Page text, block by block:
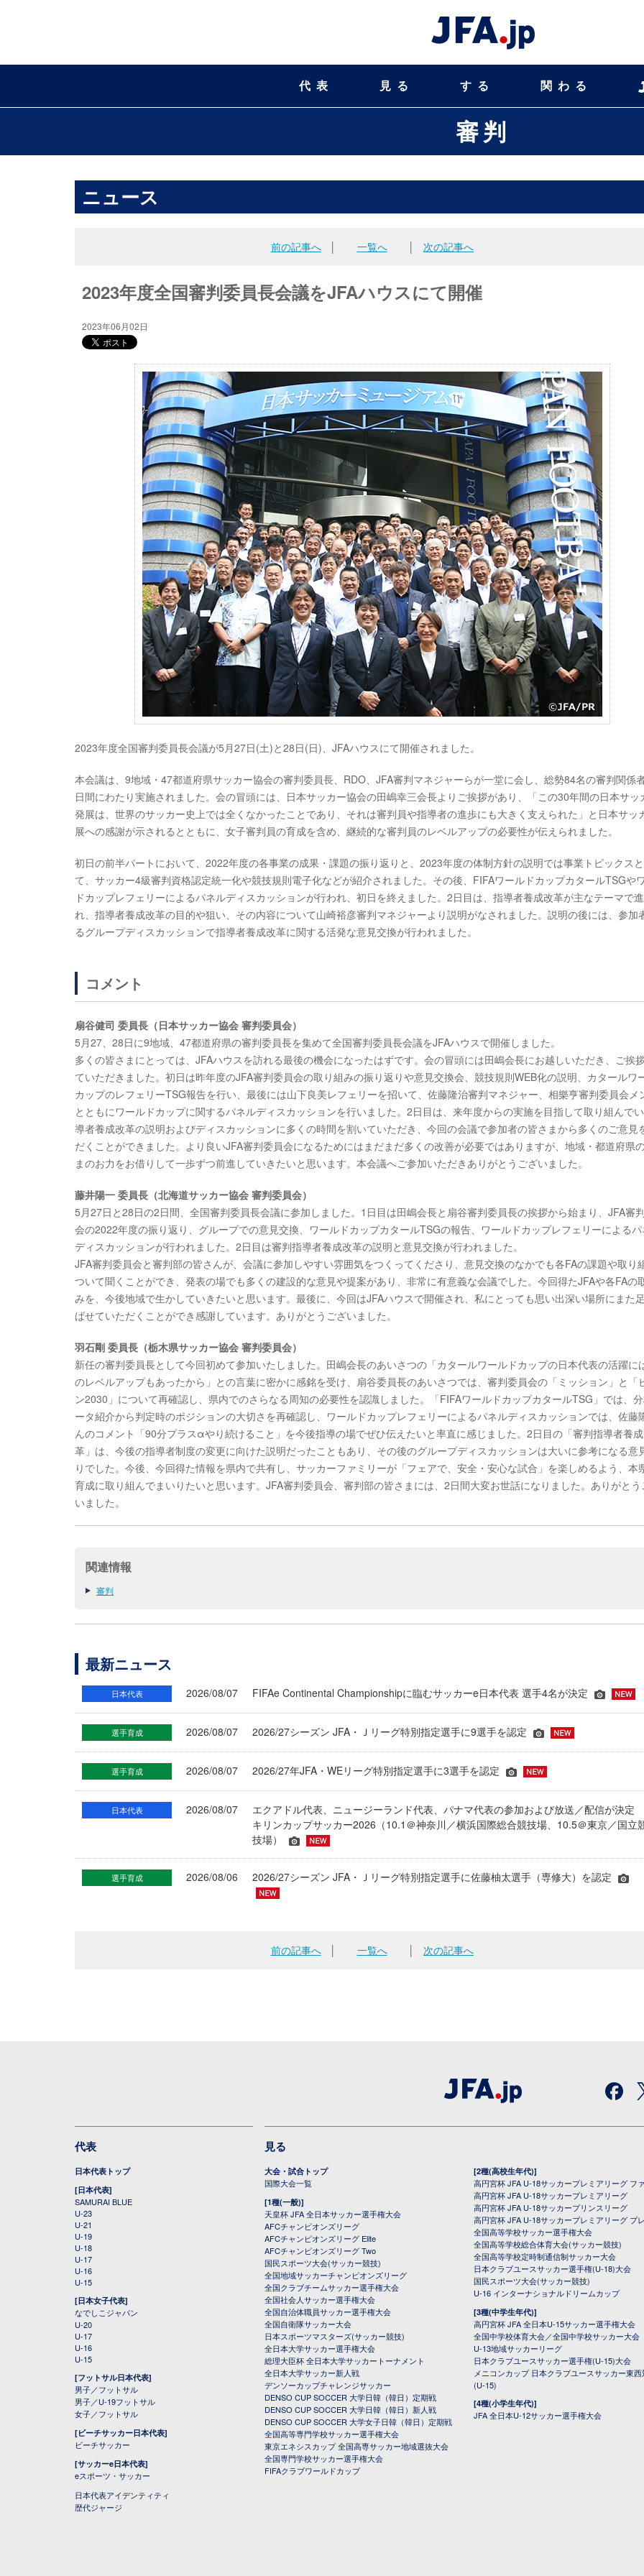
代表 見る する 関わる
審判
ニュース
前の記事へ│ 一覧へ 次の記事へ
2023年度全国審判委員長会議をJFAハウスにて開催
2023年06月02日
2023年度全国審判委員長会議が5月27日(土)と28日(日)、JFAハウスにて開催されました。
本会議は、9地域・47都道府県サッカー協会の審判委員長、RDO、JFA審判マネジャーらが一堂に会し、総勢84名の審判関係
日間にわたり実施されました。会の冒頭には、日本サッカー協会の田嶋幸三会長よりご挨拶があり、「この30年間の日本サッ
発展は、世界のサッカー史上では全くなかったことであり、それは審判員や指導者の進歩にも大きく支えられた」と日本サッ
展への感謝が示されるとともに、女子審判員の育成を含め、継続的な審判員のレベルアップの必要性が伝えられました。
初日の前半パートにおいて、2022年度の各事業の成果・課題の振り返りと、2023年度の体制方針の説明では事業トピックス
て、サッカー4級審判資格認定統一化や競技規則電子化などが紹介されました。その後、FIFAワールドカップカタールTSGや
ドカップレフェリーによるパネルディスカッションが行われ、初日を終えました。2日目は、指導者養成改革が主なテーマで
れ、指導者養成改革の目的や狙い、その内容について山崎裕彦審判マネジャーより説明がなされました。説明の後には、参加
るグループディスカッションで指導者養成改革に関する活発な意見交換が行われました。
コメント
扇谷健司 委員長（日本サッカー協会 審判委員会）
5月27、28日に9地域、47都道府県の審判委員長を集めて全国審判委員長会議をJFAハウスで開催しました。
多くの皆さまにとっては、JFAハウスを訪れる最後の機会になったはずです。会の冒頭には田嶋会長にお越しいただき、ご挨
ていただきました。初日は昨年度のJFA審判委員会の取り組みの振り返りや意見交換会、競技規則WEB化の説明、カタールワ
カップのレフェリーTSG報告を行い、最後には山下良美レフェリーを招いて、佐藤隆治審判マネジャー、相樂亨審判委員会メ
とともにワールドカップに関するパネルディスカッションを行いました。2日目は、来年度からの実施を目指して取り組んで
導者養成改革の説明およびディスカッションに多くの時間を割いていただき、今回の会議で参加者の皆さまから多くのご意見
だくことができました。より良いJFA審判委員会になるためにはまだまだ多くの改善が必要ではありますが、地域・都道府県
まのお力をお借りして一歩ずつ前進していきたいと思います。本会議へご参加いただきありがとうございました。
藤井陽一 委員長（北海道サッカー協会 審判委員会）
5月27日と28日の2日間、全国審判委員長会議に参加しました。1日目は田嶋会長と扇谷審判委員長の挨拶から始まり、JFA審
会の2022年度の振り返り、グループでの意見交換、ワールドカップカタールTSGの報告、ワールドカップレフェリーによる
ディスカッションが行われました。2日目は審判指導者養成改革の説明と意見交換が行われました。
JFA審判委員会と審判部の皆さんが、会議に参加しやすい雰囲気をつくってくださり、意見交換のなかでも各FAの課題や取り
ついて聞くことができ、発表の場でも多くの建設的な意見や提案があり、非常に有意義な会議でした。今回得たJFAや各FAの
みを、今後地域で生かしていきたいと思います。最後に、今回はJFAハウスで開催され、私にとっても思い出深い場所にまた
ばせていただくことができ感謝しています。ありがとうございました。
羽石剛 委員長（栃木県サッカー協会 審判委員会）
新任の審判委員長として今回初めて参加いたしました。田嶋会長のあいさつの「カタールワールドカップの日本代表の活躍に
のレベルアップもあったから」との言葉に密かに感銘を受け、扇谷委員長のあいさつでは、審判委員会の「ミッション」と「
ン2030」について再確認し、県内でのさらなる周知の必要性を認識しました。「FIFAワールドカップカタールTSG」では、
ータ紹介から判定時のポジションの大切さを再確認し、ワールドカップレフェリーによるパネルディスカッションでは、佐藤
んのコメント「90分プラスαやり続けること」を今後指導の場でぜひ伝えたいと率直に感じました。2日目の「審判指導者養
革」は、今後の指導者制度の変更に向けた説明だったこともあり、その後のグループディスカッションは大いに参考になる意
りでした。今後、今回得た情報を県内で共有し、サッカーファミリーが「フェアで、安全・安心な試合」を楽しめるよう、本
育成に取り組んでまいりたいと思います。JFA審判委員会、審判部の皆さまには、2日間大変お世話になりました。ありがとう
いました。
関連情報
審判
最新ニュース
日本代表 2026/08/07 FIFAe Continental Championshipに臨むサッカーe日本代表 選手4名が決定
選手育成 2026/08/07 2026/27シーズン JFA・Ｊリーグ特別指定選手に9選手を認定
選手育成 2026/08/07 2026/27年JFA・WEリーグ特別指定選手に3選手を認定
日本代表 2026/08/07
エクアドル代表、ニュージーランド代表、パナマ代表の参加および放送／配信が決定
キリンカップサッカー2026（10.1＠神奈川／横浜国際総合競技場、10.5＠東京／国立
技場）
選手育成 2026/08/06 2026/27シーズン JFA・Ｊリーグ特別指定選手に佐藤柚太選手（専修大）を認定
前の記事へ│ 一覧へ 次の記事へ
代表
日本代表トップ
[日本代表]
SAMURAI BLUE
U-23
U-21
U-19
U-18
U-17
U-16
U-15
[日本女子代表]
なでしこジャパン
U-20
U-17
U-16
U-15
[フットサル日本代表]
男子／フットサル
男子／U-19フットサル
女子／フットサル
[ビーチサッカー日本代表]
ビーチサッカー
[サッカーe日本代表]
eスポーツ・サッカー
日本代表アイデンティティ
歴代ジャージ
見る
大会・試合トップ
国際大会一覧
[1種(一般)]
天皇杯 JFA 全日本サッカー選手権大会
AFCチャンピオンズリーグ
AFCチャンピオンズリーグ Elite
AFCチャンピオンズリーグ Two
国民スポーツ大会(サッカー競技)
全国地域サッカーチャンピオンズリーグ
全国クラブチームサッカー選手権大会
全国社会人サッカー選手権大会
全国自治体職員サッカー選手権大会
全国自衛隊サッカー大会
日本スポーツマスターズ(サッカー競技)
全日本大学サッカー選手権大会
総理大臣杯 全日本大学サッカートーナメント
全日本大学サッカー新人戦
デンソーカップチャレンジサッカー
DENSO CUP SOCCER 大学日韓（韓日）定期戦
DENSO CUP SOCCER 大学日韓（韓日）新人戦
DENSO CUP SOCCER 大学女子日韓（韓日）定期戦
全国高等専門学校サッカー選手権大会
東京エネシスカップ 全国高専サッカー地域選抜大会
全国専門学校サッカー選手権大会
FIFAクラブワールドカップ
[2種(高校生年代)]
高円宮杯 JFA U-18サッカープレミアリーグ フ
高円宮杯 JFA U-18サッカープレミアリーグ
高円宮杯 JFA U-18サッカープリンスリーグ
高円宮杯 JFA U-18サッカープレミアリーグ プ
全国高等学校サッカー選手権大会
全国高等学校総合体育大会(サッカー競技)
全国高等学校定時制通信制サッカー大会
日本クラブユースサッカー選手権(U-18)大会
国民スポーツ大会(サッカー競技)
U-16 インターナショナルドリームカップ
[3種(中学生年代)]
高円宮杯 JFA 全日本U-15サッカー選手権大会
全国中学校体育大会／全国中学校サッカー大会
U-13地域サッカーリーグ
日本クラブユースサッカー選手権(U-15)大会
メニコンカップ 日本クラブユースサッカー東
(U-15)
[4種(小学生年代)]
JFA 全日本U-12サッカー選手権大会